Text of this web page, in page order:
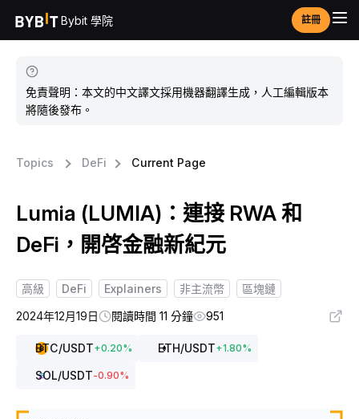
Bybit 學院 註冊
免責聲明：本文的中文譯文採用機器翻譯生成，人工編輯版本
將隨後發布。
Topics DeFi Current Page
Lumia (LUMIA)：連接 RWA 和
DeFi，開啓金融新紀元
高級 DeFi Explainers 非主流幣
區塊鏈
2024年12月19日
閱讀時間 11 分鐘 951
BTC/USDT+0.20% ETH/USDT+1.80%
SOL/USDT-0.90%